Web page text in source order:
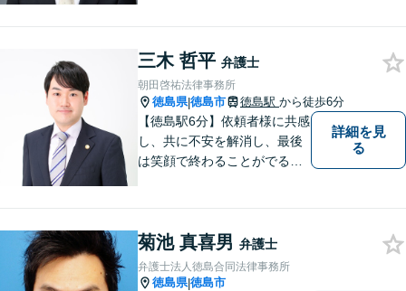
三木 哲平 弁護士
朝田啓祐法律事務所
徳島県|徳島市 徳島駅 から徒歩6分
【徳島駅6分】依頼者様に共感
し、共に不安を解消し、最後
は笑顔で終わることがでるよ
相談にのっています。 まずは
ご相談ください。
詳細を見
る
菊池 真喜男 弁護士
弁護士法人徳島合同法律事務所
徳島県|徳島市